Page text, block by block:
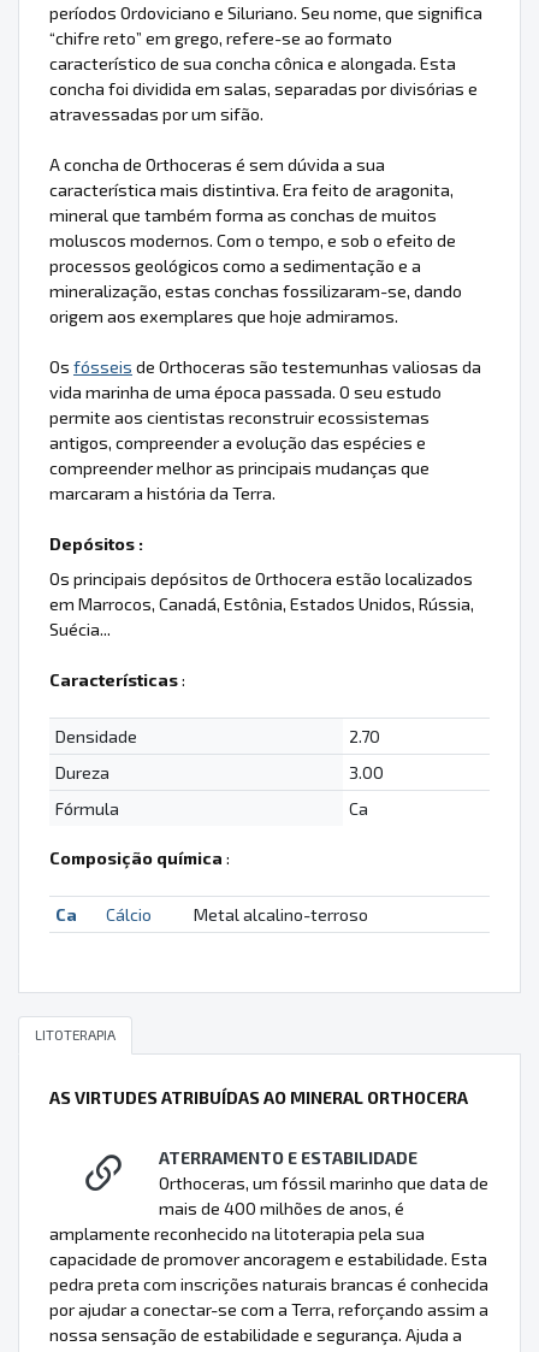
períodos Ordoviciano e Siluriano. Seu nome, que significa
“chifre reto” em grego, refere-se ao formato
característico de sua concha cônica e alongada. Esta
concha foi dividida em salas, separadas por divisórias e
atravessadas por um sifão.
A concha de Orthoceras é sem dúvida a sua
característica mais distintiva. Era feito de aragonita,
mineral que também forma as conchas de muitos
moluscos modernos. Com o tempo, e sob o efeito de
processos geológicos como a sedimentação e a
mineralização, estas conchas fossilizaram-se, dando
origem aos exemplares que hoje admiramos.
Os fósseis de Orthoceras são testemunhas valiosas da
vida marinha de uma época passada. O seu estudo
permite aos cientistas reconstruir ecossistemas
antigos, compreender a evolução das espécies e
compreender melhor as principais mudanças que
marcaram a história da Terra.
Depósitos :
Os principais depósitos de Orthocera estão localizados
em Marrocos, Canadá, Estônia, Estados Unidos, Rússia,
Suécia...
Características:
Densidade
2.70
Dureza
3.00
Fórmula
Ca
Composição química :
Ca Cálcio Metal alcalino-terroso
LITOTERAPIA
AS VIRTUDES ATRIBUÍDAS AO MINERAL ORTHOCERA
ATERRAMENTO E ESTABILIDADE
Orthoceras, um fóssil marinho que data de
mais de 400 milhões de anos, é
amplamente reconhecido na litoterapia pela sua
capacidade de promover ancoragem e estabilidade. Esta
pedra preta com inscrições naturais brancas é conhecida
por ajudar a conectar-se com a Terra, reforçando assim a
nossa sensação de estabilidade e segurança. Ajuda a